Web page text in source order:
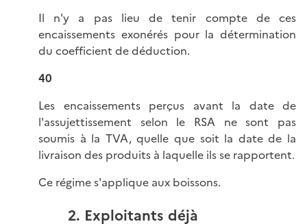
Il n'y a pas lieu de tenir compte de ces
encaissements exonérés pour la détermination
du coefficient de déduction.
40
Les encaissements perçus avant la date de
l'assujettissement selon le RSA ne sont pas
soumis à la TVA, quelle que soit la date de la
livraison des produits à laquelle ils se rapportent.
Ce régime s'applique aux boissons.
2. Exploitants déjà